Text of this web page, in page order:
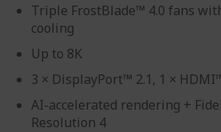
Triple FrostBlade™ 4.0 fans
cooling
Up to 8K
3 × DisplayPort™ 2.1, 1 ×
AI-accelerated rendering +
Resolution 4